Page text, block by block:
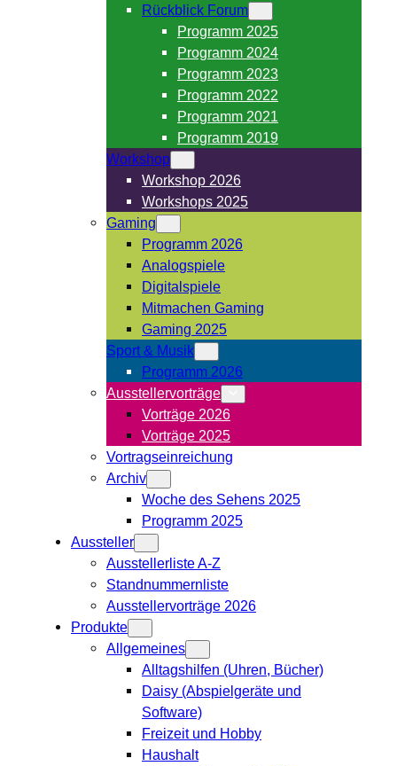
Rückblick Forum
Programm 2025
Programm 2024
Programm 2023
Programm 2022
Programm 2021
Programm 2019
Workshop
Workshop 2026
Workshops 2025
Gaming
Programm 2026
Analogspiele
Digitalspiele
Mitmachen Gaming
Gaming 2025
Sport & Musik
Programm 2026
Ausstellervorträge
Vorträge 2026
Vorträge 2025
Vortragseinreichung
Archiv
Woche des Sehens 2025
Programm 2025
Aussteller
Ausstellerliste A-Z
Standnummernliste
Ausstellervorträge 2026
Produkte
Allgemeines
Alltagshilfen (Uhren, Bücher)
Daisy (Abspielgeräte und
Software)
Freizeit und Hobby
Haushalt